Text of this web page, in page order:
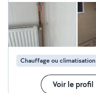
Chauffage ou climatisation
Voir le profil